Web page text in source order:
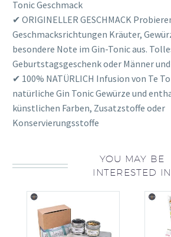
Tonic Geschmack
✔ ORIGINELLER GESCHMACK
Geschmacksrichtungen Kräuter,
besondere Note im Gin-Tonic aus.
Geburtstagsgeschenk oder Männer
✔ 100% NATÜRLICH Infusion von Te
natürliche Gin Tonic Gewürze und
künstlichen Farben, Zusatzstoffe oder
Konservierungsstoffe
YOU MAY BE
INTERESTED IN